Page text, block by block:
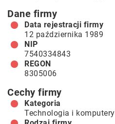
Dane firmy
Data rejestracji firmy
12 października 1989
NIP
7540334843
REGON
8305006
Cechy firmy
Kategoria
Technologia i komputery